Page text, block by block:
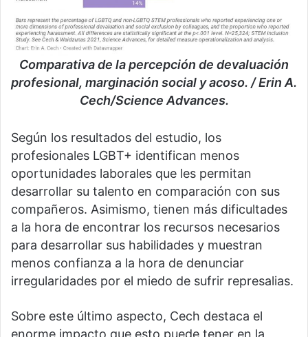
Comparativa de la percepción de devaluación
profesional, marginación social y acoso. / Erin A.
Cech/Science Advances.
Según los resultados del estudio, los
profesionales LGBT+ identifican menos
oportunidades laborales que les permitan
desarrollar su talento en comparación con sus
compañeros. Asimismo, tienen más dificultades
a la hora de encontrar los recursos necesarios
para desarrollar sus habilidades y muestran
menos confianza a la hora de denunciar
irregularidades por el miedo de sufrir represalias.
Sobre este último aspecto, Cech destaca el
enorme impacto que esto puede tener en la